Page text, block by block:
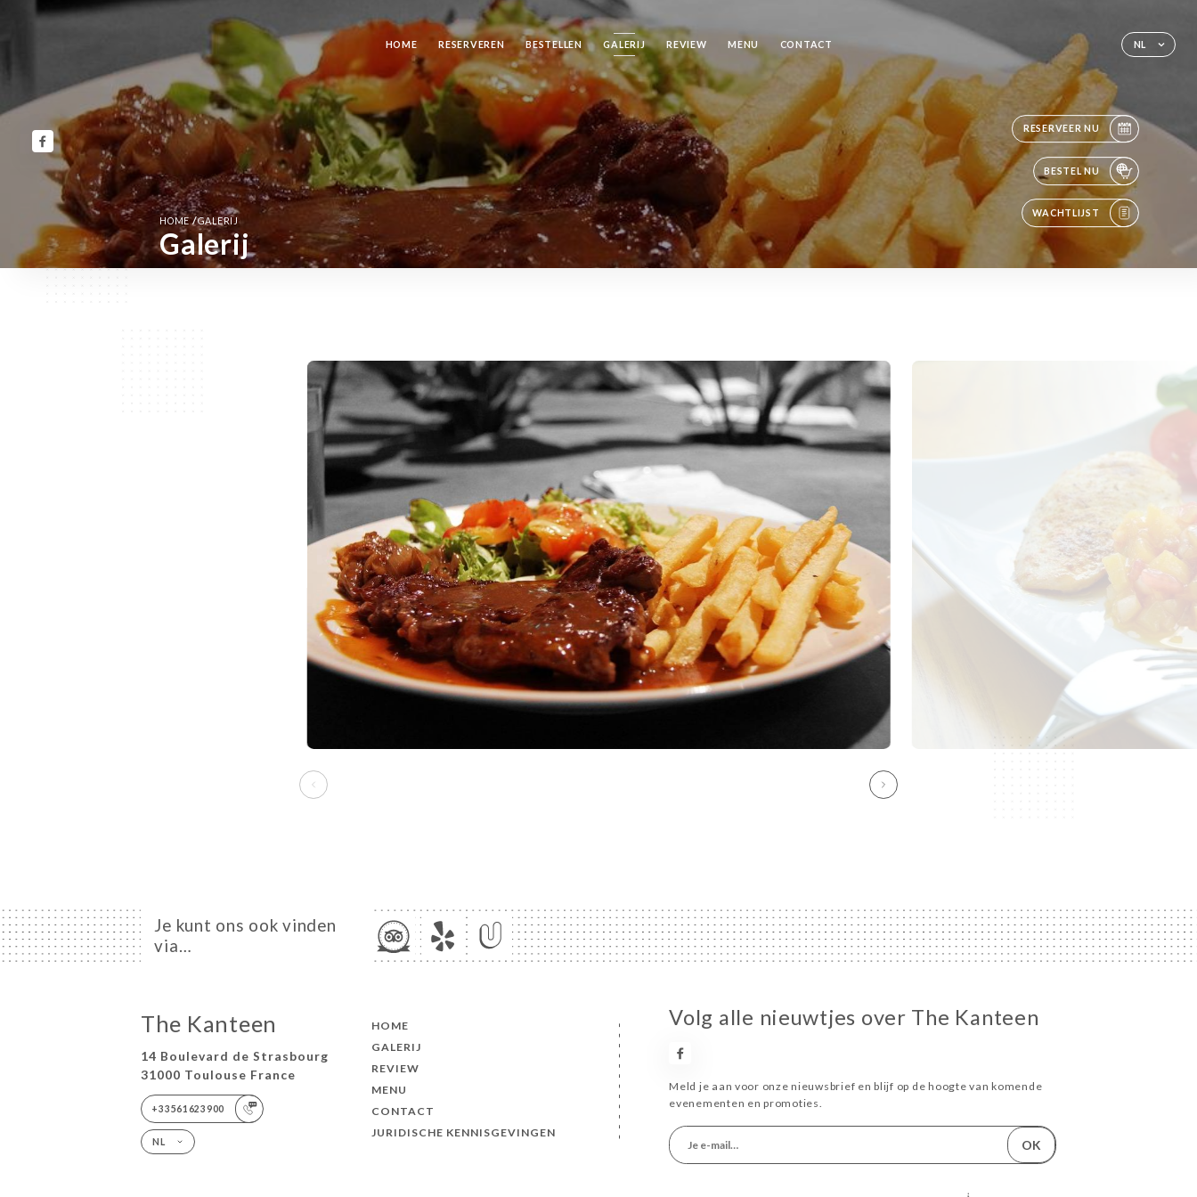
NL
HOME RESERVEREN BESTELLEN GALERIJ REVIEW MENU CONTACT
RESERVEER NU
BESTEL NU
WACHTLIJST
HOME/GALERIJ
Galerij
Je kunt ons ook vinden
via…
The Kanteen
14 Boulevard de Strasbourg
31000 Toulouse France
+33561623900
NL
HOME
GALERIJ
REVIEW
MENU
CONTACT
JURIDISCHE KENNISGEVINGEN
Volg alle nieuwtjes over The Kanteen
Meld je aan voor onze nieuwsbrief en blijf op de hoogte van komende
evenementen en promoties.
OK